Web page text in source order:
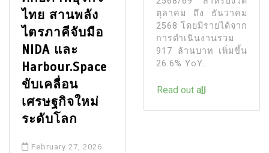
ไทย สานพลัง
ไตรภาคีจับมือ
NIDA และ
Harbour.Space
ขับเคลื่อน
เศรษฐกิจใหม่
ระดับโลก
February 27, 2026
ตุลาคม ถึง ธันวาคม
2568 โดยมีรายได้จาก
การดำเนินงานรวม
917 ล้านบาท เพิ่มขึ้น
26.6% YoY...
Read out all